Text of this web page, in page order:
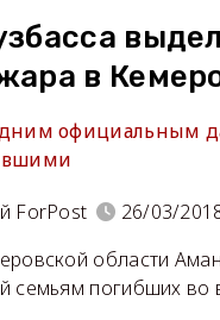
в
официальным
ForPost
26/03/
области
семьям погибших